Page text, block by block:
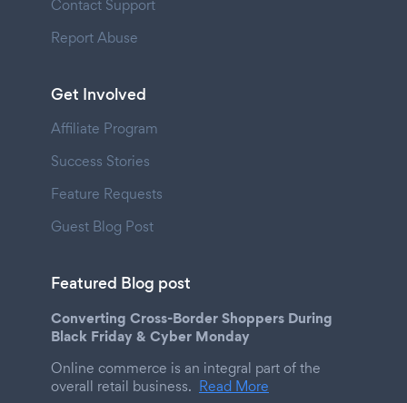
Contact Support
Report Abuse
Get Involved
Affiliate Program
Success Stories
Feature Requests
Guest Blog Post
Featured Blog post
Converting Cross-Border Shoppers During
Black Friday & Cyber Monday
Online commerce is an integral part of the
overall retail business. Read More